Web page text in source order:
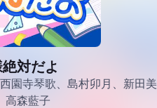
対だよ
園寺琴歌、島村卯月、新田美
高森藍子